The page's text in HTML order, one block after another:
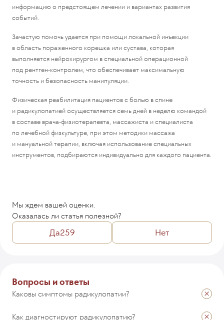
информацию о предстоящем лечении и вариантах развития
событий.
Зачастую помочь удается при помощи локальной инъекции
в область пораженного корешка или сустава, которая
выполняется нейрохирургом в специальной операционной
под рентген-контролем, что обеспечивает максимальную
точность и безопасность манипуляции.
Физическая реабилитация пациентов с болью в спине
и радикулопатией осуществляется семь дней в неделю командой
в составе врача-физиотерапевта, массажиста и специалиста
по лечебной физкультуре, при этом методики массажа
и мануальной терапии, включая использование специальных
инструментов, подбираются индивидуально для каждого пациента.
Мы ждем вашей оценки.
Оказалась ли статья полезной?
Да259 Нет
Вопросы и ответы
Каковы симптомы радикулопатии?
Как диагностируют радикулопатию?